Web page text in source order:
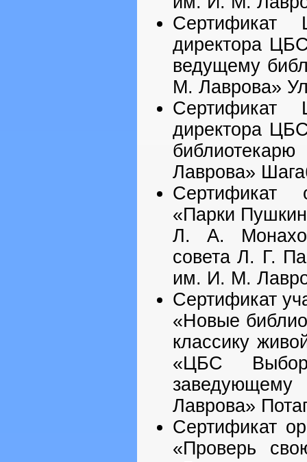
Сертификат
директора
ведущему
М. Лаврова»
Сертификат
директора
Лаврова»
Сертификат
«Парки
Л. А.
совета Л. Г.
им. И. М.
Сертификат
«Новые
классику
«ЦБС
Лаврова»
Сертификат
«Проверь